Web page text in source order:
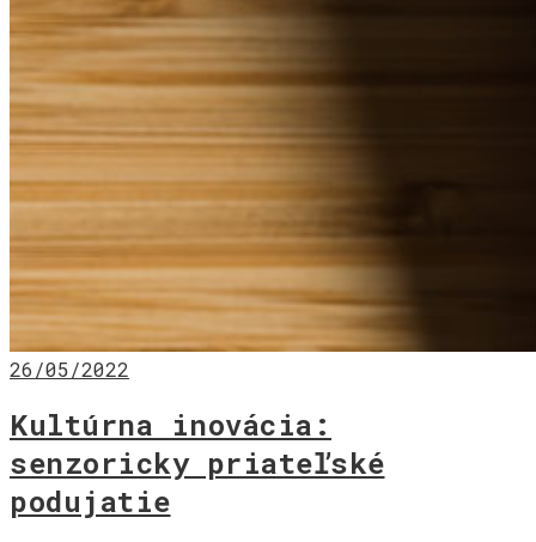
26/05/2022
Kultúrna inovácia:
senzoricky priateľské
podujatie